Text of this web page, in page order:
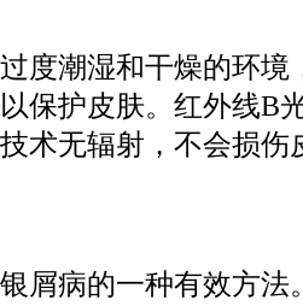
度潮湿和干燥的环境
保护皮肤。红外线B
术无辐射，不会损伤
屑病的一种有效方法